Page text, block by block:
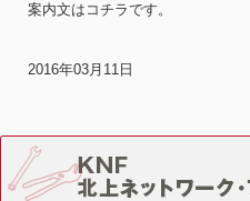
案内文はコチラです。
2016年03月11日